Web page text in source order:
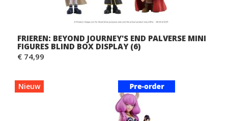
FRIEREN: BEYOND JOURNEY'S END PALVERSE MINI
FIGURES BLIND BOX DISPLAY (6)
€ 74,99
Nieuw